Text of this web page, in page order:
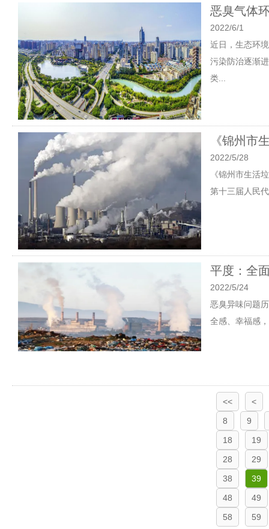
恶臭气体
2022/6/1
近日，生态环
污染防治逐渐
类...
《锦州市
2022/5/28
《锦州市生活
第十三届人民
平度：全
2022/5/24
恶臭异味问题
全感、幸福感
<<
<
8
9
18
19
28
29
38
39
48
49
58
59